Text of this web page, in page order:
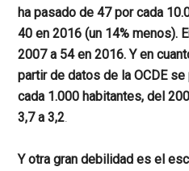
ha pasado de 47 por cada
40 en 2016 (un 14% menos).
2007 a 54 en 2016. Y en
partir de datos de la OCDE
cada 1.000 habitantes, del
3,7 a 3,2.
Y otra gran debilidad es el